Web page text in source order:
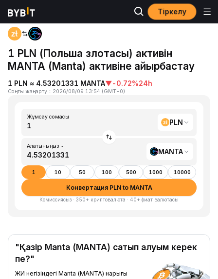
Тіркелу
Басты бет
1 PLN (Польша злотасы) активін
MANTA (Manta) активіне айырбастау
1 PLN ≈ 4.53201331 MANTA▼-0.72%24h
Соңғы жаңарту ： 2026/08/09 13:54 (GMT+0)
Жұмсау сомасы
PLN
Алатыныңыз ~
MANTA
1 10 50 100 500 1000 10000
Конвертация PLN to MANTA
Комиссиясыз · 350+ криптовалюта · 40+ фиат валютасы
"Қазір Manta (MANTA) сатып алуым керек
пе?"
ЖИ негізіндегі Manta (MANTA) нарығы